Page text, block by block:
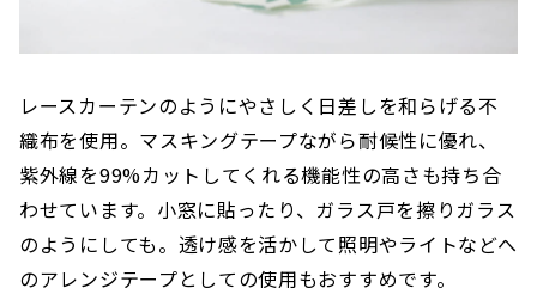
レースカーテンのようにやさしく日差しを和らげる不
織布を使用。マスキングテープながら耐候性に優れ、
紫外線を99%カットしてくれる機能性の高さも持ち合
わせています。小窓に貼ったり、ガラス戸を擦りガラス
のようにしても。透け感を活かして照明やライトなどへ
のアレンジテープとしての使用もおすすめです。